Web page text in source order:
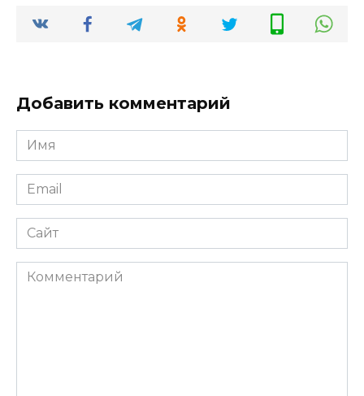
Добавить комментарий
Имя
Email
Сайт
Комментарий